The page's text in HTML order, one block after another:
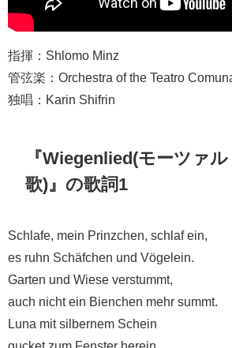
指揮：Shlomo Minz
管弦楽：Orchestra of the Teatro
独唱：Karin Shifrin
『Wiegenlied(モーツァ
歌)』の歌詞1
Schlafe, mein Prinzchen, schlaf ein,
es ruhn Schäfchen und Vögelein.
Garten und Wiese verstummt,
auch nicht ein Bienchen mehr summt.
Luna mit silbernem Schein